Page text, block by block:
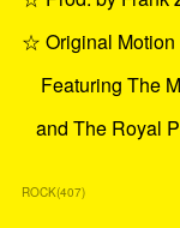
☆ Original Motion
Featuring The
and The Royal
ROCK(407)